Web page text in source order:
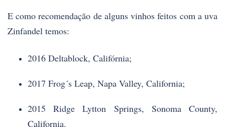
E como recomendação de alguns vinhos feitos com a uva
Zinfandel temos:
2016 Deltablock, Califórnia;
2017 Frog´s Leap, Napa Valley, California;
2015 Ridge Lytton Springs, Sonoma County,
California.